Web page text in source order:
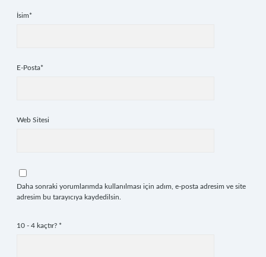
İsim*
E-Posta*
Web Sitesi
Daha sonraki yorumlarımda kullanılması için adım, e-posta adresim ve site
adresim bu tarayıcıya kaydedilsin.
10 - 4 kaçtır? *